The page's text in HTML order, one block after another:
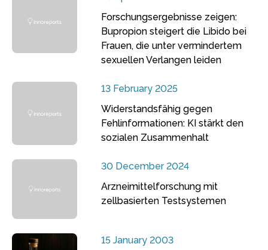
Forschungsergebnisse zeigen:
Bupropion steigert die Libido bei
Frauen, die unter vermindertem
sexuellen Verlangen leiden
13 February 2025
Widerstandsfähig gegen
Fehlinformationen: KI stärkt den
sozialen Zusammenhalt
30 December 2024
Arzneimittelforschung mit
zellbasierten Testsystemen
15 January 2003